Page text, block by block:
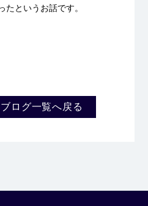
というお話です。
ログ一覧へ戻る